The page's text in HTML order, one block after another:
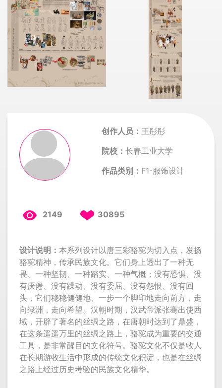
创作人员： 王彤彤
院校：长春工业大学
作品类别： F1-服饰设计
2149 30895
设计说明： 本系列设计以唐三彩骆驼为切入点，发扬
骆驼精神，传承民族文化。它们身上透出了一种无
畏、一种坚韧、一种踏实、一种气概；没有恐惧、没
有厌倦、没有躁动、没有委屈、没有怨恨、没有回
头，它们稳稳健健地、一步一个脚印地走向前方，走
向绿洲，走向希望。汉朝时期，汉武帝派张骞出使西
域，开辟了著名的丝绸之路，在唐朝时达到了鼎盛，
在这条遥遥万里的丝绸之路上，骆驼成为重要的交通
工具，是非常醒目的文化符号。骆驼文化不仅是牧人
在长期游牧生活中形成的传统文化积淀，也是在丝绸
之路上经过历史考验的民族文化精华。